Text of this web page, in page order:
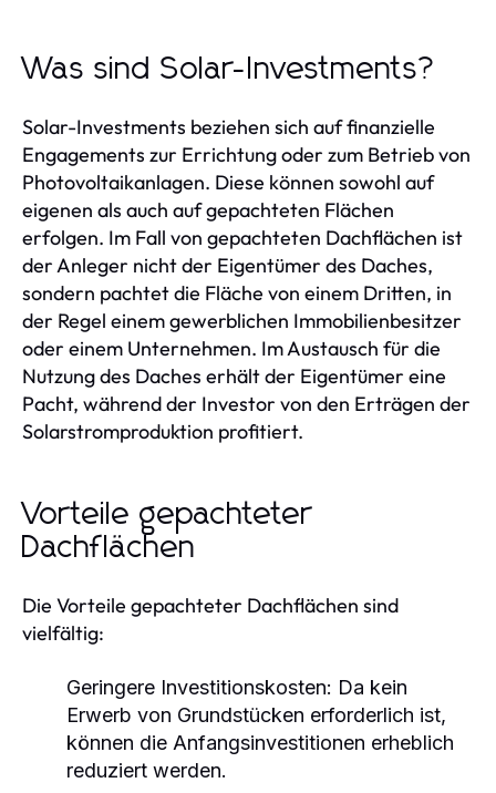
Was sind Solar-Investments?
Solar-Investments beziehen sich auf finanzielle
Engagements zur Errichtung oder zum Betrieb von
Photovoltaikanlagen. Diese können sowohl auf
eigenen als auch auf gepachteten Flächen
erfolgen. Im Fall von gepachteten Dachflächen ist
der Anleger nicht der Eigentümer des Daches,
sondern pachtet die Fläche von einem Dritten, in
der Regel einem gewerblichen Immobilienbesitzer
oder einem Unternehmen. Im Austausch für die
Nutzung des Daches erhält der Eigentümer eine
Pacht, während der Investor von den Erträgen der
Solarstromproduktion profitiert.
Vorteile gepachteter
Dachflächen
Die Vorteile gepachteter Dachflächen sind
vielfältig:
Geringere Investitionskosten: Da kein
Erwerb von Grundstücken erforderlich ist,
können die Anfangsinvestitionen erheblich
reduziert werden.